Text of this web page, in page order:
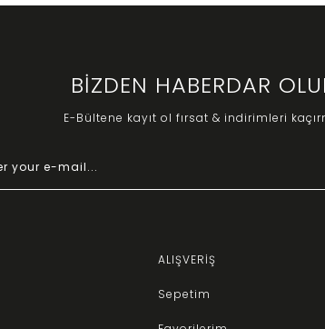
değişiklik gösterir. Hem şık hem de bütçe dostu
BİZDEN HABERDAR
E-Bültene kayıt ol fırsat & indirimleri
ALIŞVERİŞ
Sepetim